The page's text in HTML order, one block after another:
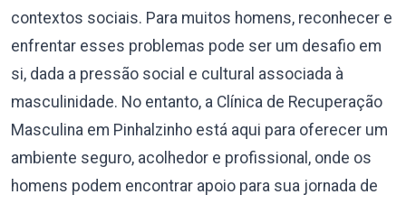
contextos sociais. Para muitos homens, reconhecer e
enfrentar esses problemas pode ser um desafio em
si, dada a pressão social e cultural associada à
masculinidade. No entanto, a Clínica de Recuperação
Masculina em Pinhalzinho está aqui para oferecer um
ambiente seguro, acolhedor e profissional, onde os
homens podem encontrar apoio para sua jornada de